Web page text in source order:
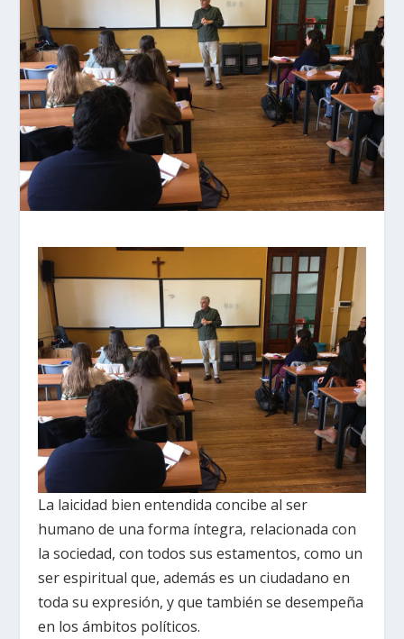
La laicidad bien entendida concibe al ser
humano de una forma íntegra, relacionada con
la sociedad, con todos sus estamentos, como un
ser espiritual que, además es un ciudadano en
toda su expresión, y que también se desempeña
en los ámbitos políticos.